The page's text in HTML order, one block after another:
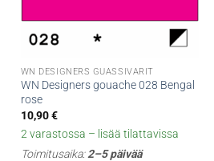
WN DESIGNERS GUASSIVÄRIT
WN Designers gouache 028 Bengal
rose
10,90€
2 varastossa – lisää tilattavissa
Toimitusaika:2–5 päivää